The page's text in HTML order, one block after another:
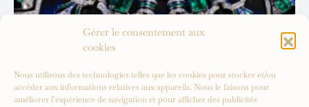
Gérer le consentement aux
cookies
Nous utilisons des technologies telles que les cookies pour stocker et/ou
accéder aux informations relatives aux appareils. Nous le faisons pour
améliorer l’expérience de navigation et pour afficher des publicités